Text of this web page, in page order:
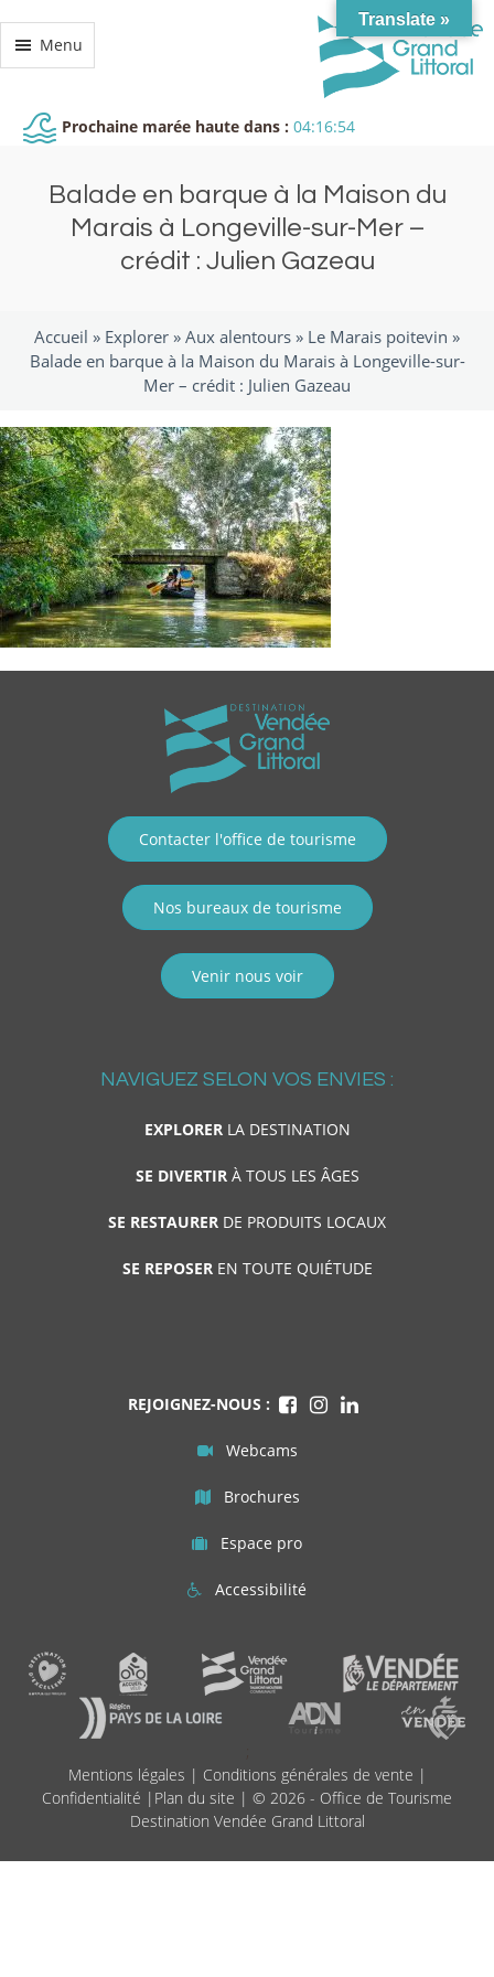
Menu
Prochaine marée haute dans : 04:16:54
Balade en barque à la Maison du
Marais à Longeville-sur-Mer –
crédit : Julien Gazeau
Accueil » Explorer » Aux alentours » Le Marais poitevin »
Balade en barque à la Maison du Marais à Longeville-sur-
Mer – crédit : Julien Gazeau
Contacter l'office de tourisme
Nos bureaux de tourisme
Venir nous voir
NAVIGUEZ SELON VOS ENVIES :
EXPLORERLA DESTINATION
SE DIVERTIRÀ TOUS LES ÂGES
SE RESTAURER DE PRODUITS LOCAUX
SE REPOSEREN TOUTE QUIÉTUDE
REJOIGNEZ-NOUS :
Webcams
Brochures
Espace pro
Accessibilité
Mentions légales | Conditions générales de vente |
Confidentialité | Plan du site | © 2026 - Office de Tourisme
Destination Vendée Grand Littoral
Translate »